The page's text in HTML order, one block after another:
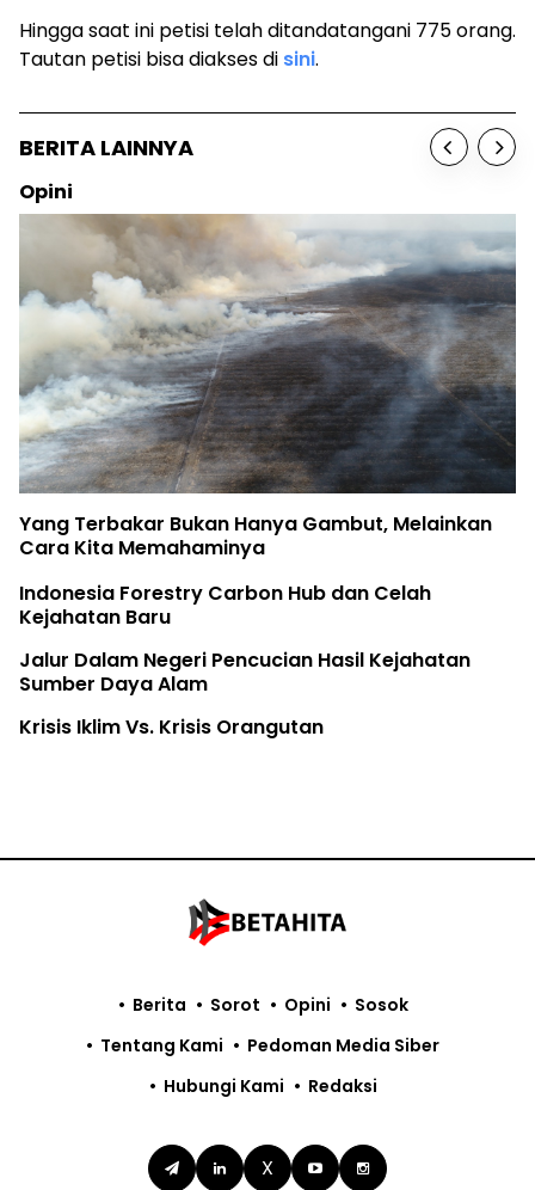
Hingga saat ini petisi telah ditandatangani 775 orang.
Tautan petisi bisa diakses di sini.
BERITA LAINNYA
Opini
Yang Terbakar Bukan Hanya Gambut, Melainkan
Cara Kita Memahaminya
Indonesia Forestry Carbon Hub dan Celah
Kejahatan Baru
Jalur Dalam Negeri Pencucian Hasil Kejahatan
Sumber Daya Alam
Krisis Iklim Vs. Krisis Orangutan
X
Berita Sorot Opini
Sosok
Tentang Kami
Pedoman Media Siber
Hubungi Kami
Redaksi